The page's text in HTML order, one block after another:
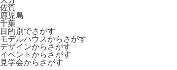
佐賀
鹿児島
千葉
目的別でさがす
モデルハウスからさがす
デザインからさがす
イベントからさがす
見学会からさがす